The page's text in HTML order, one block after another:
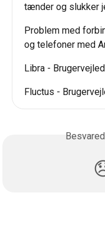
tænder og slukker
Problem med
og telefoner med
Libra -
Fluctus -